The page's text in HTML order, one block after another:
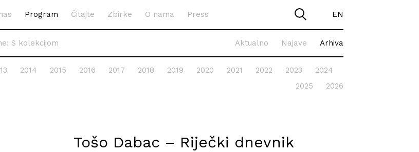
Program Čitajte Zbirke O nama Press EN
S kolekcijom Aktualno Najave Arhiva
2014 2015 2016 2017 2018 2019 2020 2021 2022 2023
2024
2025
2026
Tošo Dabac – Riječki dnevnik